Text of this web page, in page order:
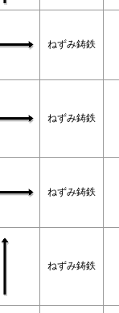
ねずみ鋳鉄
ねずみ鋳鉄
ねずみ鋳鉄
ねずみ鋳鉄